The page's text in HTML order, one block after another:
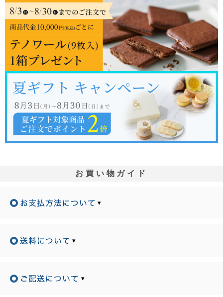
お買い物ガイド
▾
▾
▾